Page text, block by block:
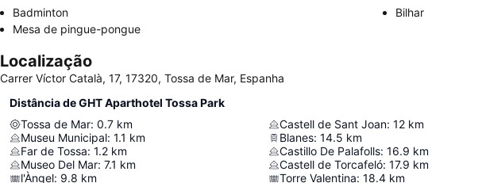
Badminton
Bilhar
Mesa de pingue-pongue
Localização
Carrer Víctor Català, 17, 17320, Tossa de Mar, Espanha
Distância de GHT Aparthotel Tossa Park
Tossa de Mar: 0.7 km
Museu Municipal: 1.1 km
Far de Tossa: 1.2 km
Museo Del Mar: 7.1 km
l'Àngel: 9.8 km
Castell de Sant Joan: 12 km
Blanes: 14.5 km
Castillo De Palafolls: 16.9 km
Castell de Torcafeló: 17.9 km
Torre Valentina: 18.4 km